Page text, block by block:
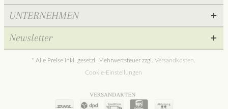
UNTERNEHMEN
Newsletter
* Alle Preise inkl. gesetzl. Mehrwertsteuer zzgl.Versandkosten
Cookie-Einstellungen